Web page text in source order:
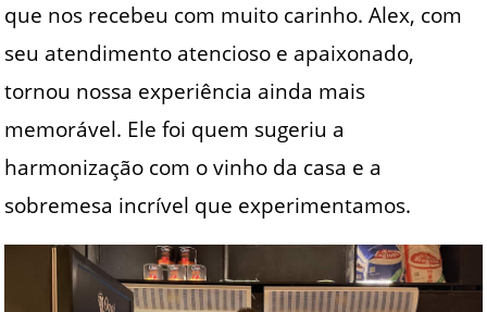
que nos recebeu com muito carinho. Alex, com
seu atendimento atencioso e apaixonado,
tornou nossa experiência ainda mais
memorável. Ele foi quem sugeriu a
harmonização com o vinho da casa e a
sobremesa incrível que experimentamos.